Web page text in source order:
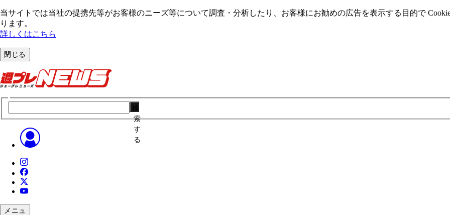
当サイトでは当社の提携先等がお客様のニーズ等について調査・分析したり、お客様にお勧めの広告を表⽰する⽬的で
ります。
詳しくはこちら
閉じる
索
す
る
メニュ